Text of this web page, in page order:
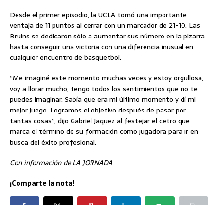
Desde el primer episodio, la UCLA tomó una importante
ventaja de 11 puntos al cerrar con un marcador de 21-10. Las
Bruins se dedicaron sólo a aumentar sus número en la pizarra
hasta conseguir una victoria con una diferencia inusual en
cualquier encuentro de basquetbol.
“Me imaginé este momento muchas veces y estoy orgullosa,
voy a llorar mucho, tengo todos los sentimientos que no te
puedes imaginar. Sabía que era mi último momento y dí mi
mejor juego. Logramos el objetivo después de pasar por
tantas cosas”, dijo Gabriel Jaquez al festejar el cetro que
marca el término de su formación como jugadora para ir en
busca del éxito profesional.
Con información de LA JORNADA
¡Comparte la nota!